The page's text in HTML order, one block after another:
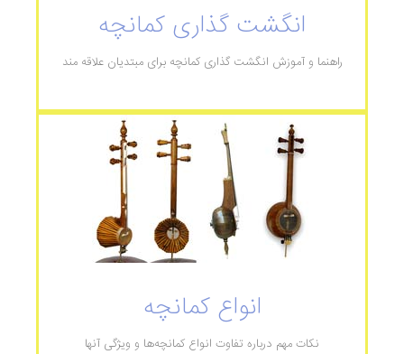
انگشت گذاری کمانچه
راهنما و آموزش انگشت گذاری کمانچه برای مبتدیان علاقه مند
انواع کمانچه
نکات مهم درباره تفاوت انواع کمانچه‌ها و ویژگی آنها